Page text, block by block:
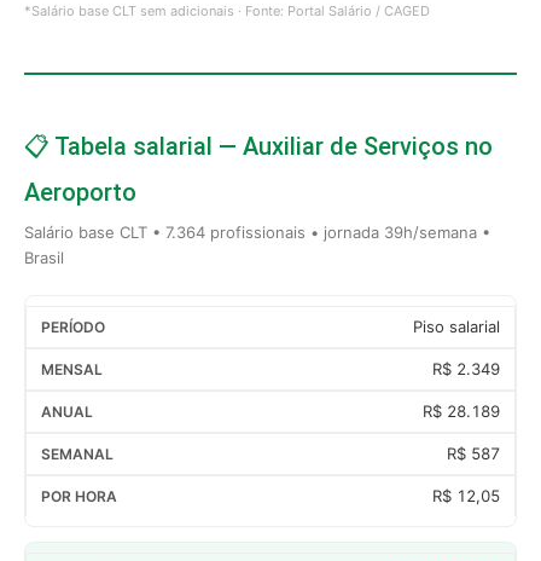
*Salário base CLT sem adicionais · Fonte: Portal Salário / CAGED
📋 Tabela salarial — Auxiliar de Serviços no
Aeroporto
Salário base CLT • 7.364 profissionais • jornada 39h/semana •
Brasil
Piso salarial
R$ 2.349
R$ 28.189
R$ 587
R$ 12,05